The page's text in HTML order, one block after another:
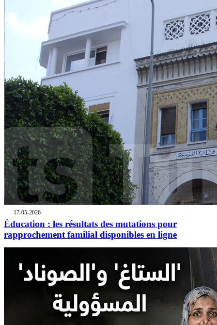
17-05-2026
Éducation : les résultats des mutations pour
rapprochement familial disponibles en ligne